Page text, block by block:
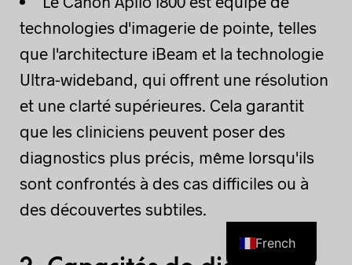
technologies d'imagerie de pointe, telles
que l'architecture iBeam et la technologie
Ultra-wideband, qui offrent une résolution
et une clarté supérieures. Cela garantit
que les cliniciens peuvent poser des
diagnostics plus précis, même lorsqu'ils
sont confrontés à des cas difficiles ou à
des découvertes subtiles.
French